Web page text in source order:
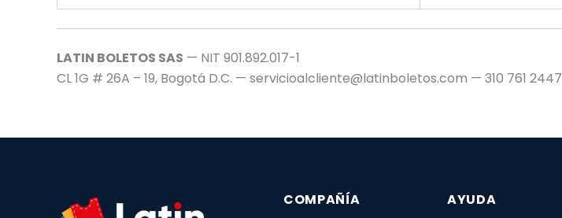
LATIN BOLETOS SAS — NIT 901.892.017-1
CL 1G # 26A – 19, Bogotá D.C. — servicioalcliente@latinboletos.com — 310 761 2447
COMPAÑÍA AYUDA